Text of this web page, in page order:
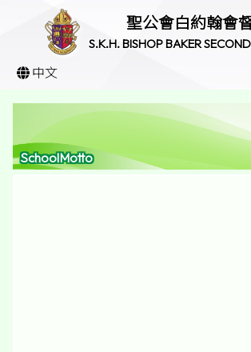
聖公會白約翰會
S.K.H. BISHOP BAKER
中文
SchoolMotto